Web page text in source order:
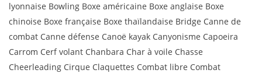
lyonnaise Bowling Boxe américaine Boxe anglaise Boxe
chinoise Boxe française Boxe thaïlandaise Bridge Canne de
combat Canne défense Canoë kayak Canyonisme Capoeira
Carrom Cerf volant Chanbara Char à voile Chasse
Cheerleading Cirque Claquettes Combat libre Combat